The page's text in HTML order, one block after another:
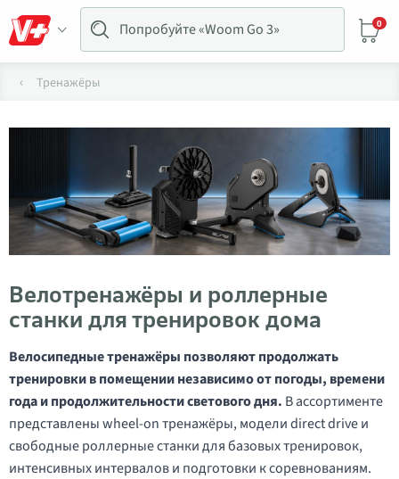
0
Тренажёры
Велотренажёры и роллерные
станки для тренировок дома
Велосипедные тренажёры позволяют продолжать
тренировки в помещении независимо от погоды, времени
года и продолжительности светового дня. В ассортименте
представлены wheel-on тренажёры, модели direct drive и
свободные роллерные станки для базовых тренировок,
интенсивных интервалов и подготовки к соревнованиям.